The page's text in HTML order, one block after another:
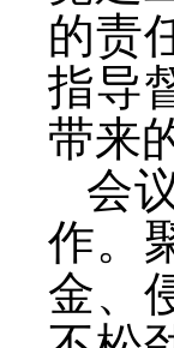
的责
指导
带来
会
作。
金、